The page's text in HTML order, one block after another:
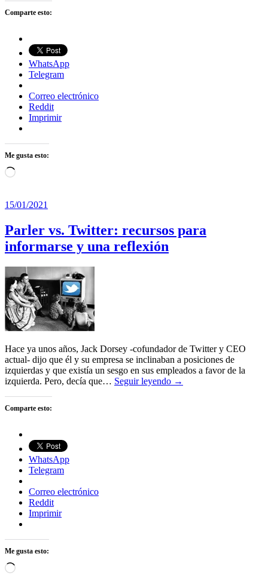
Comparte esto:
WhatsApp
Telegram
Correo electrónico
Reddit
Imprimir
Me gusta esto:
Cargando...
15/01/2021
Parler vs. Twitter: recursos para
informarse y una reflexión
Hace ya unos años, Jack Dorsey -cofundador de Twitter y CEO
actual- dijo que él y su empresa se inclinaban a posiciones de
izquierdas y que existía un sesgo en sus empleados a favor de la
izquierda. Pero, decía que… Seguir leyendo →
Comparte esto:
WhatsApp
Telegram
Correo electrónico
Reddit
Imprimir
Me gusta esto:
Cargando...